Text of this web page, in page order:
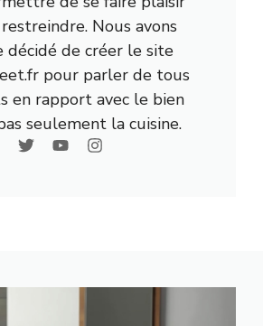
restreindre. Nous avons
décidé de créer le site
pour parler de tous
en rapport avec le bien
seulement la cuisine.